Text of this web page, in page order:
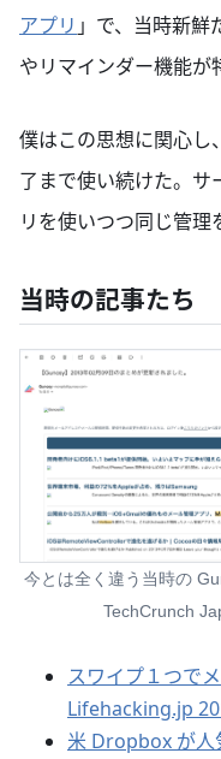
アプリ 」で、当時新
やリマインダー機能が
僕はこの思想に関心
了まで使い続けた。
リを使いつつ同じ管理
当時の記事たち
今とは全く違う当時の
TechCrunch
スワイプ１つで
Lifehacking.jp
米 Dropbox が人